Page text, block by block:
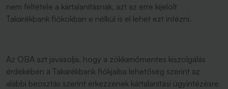
nem feltétele a kártalanításnak, azt az erre kijelölt
Takarékbank fiókokban e nélkül is el lehet ezt intézni.
Az OBA azt javasolja, hogy a zökkenőmentes kiszolgálás
érdekében a Takarékbank fiókjaiba lehetőség szerint az
alábbi beosztás szerint érkezzenek kártalanítási ügyintézésre